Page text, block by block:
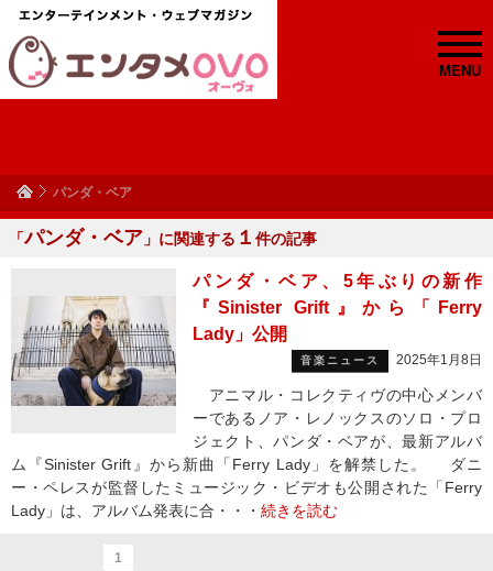
MENU
パンダ・ベア
「パンダ・ベア 」に関連する １ 件の記事
パンダ・ベア、5年ぶりの新作
『Sinister Grift』から「Ferry
Lady」公開
音楽ニュース 2025年1月8日
アニマル・コレクティヴの中心メンバ
ーであるノア・レノックスのソロ・プロ
ジェクト、パンダ・ベアが、最新アルバ
ム『Sinister Grift』から新曲「Ferry Lady」を解禁した。 ダニ
ー・ペレスが監督したミュージック・ビデオも公開された「Ferry
Lady」は、アルバム発表に合・・・ 続きを読む
1